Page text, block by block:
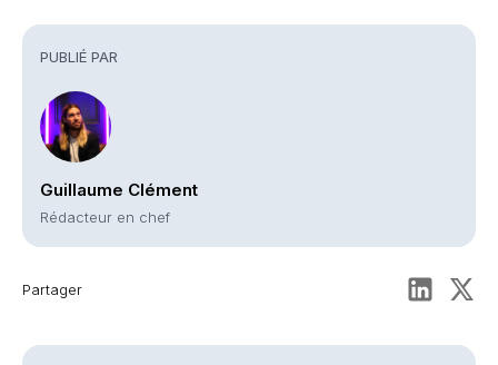
PUBLIÉ PAR
Guillaume Clément
Rédacteur en chef
Partager